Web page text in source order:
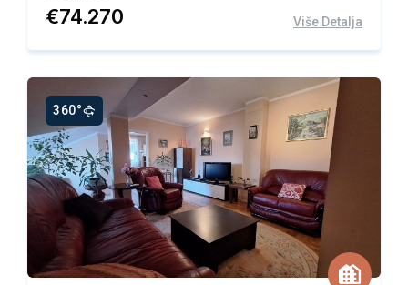
€74.270 Više Detalja
360°
Ekskluzivna ponuda